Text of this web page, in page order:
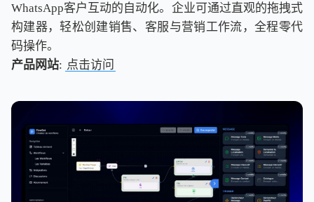
WhatsApp客户互动的自动化。企业可通过直观的拖拽式
构建器，轻松创建销售、客服与营销工作流，全程零代
码操作。
产品网站: 点击访问